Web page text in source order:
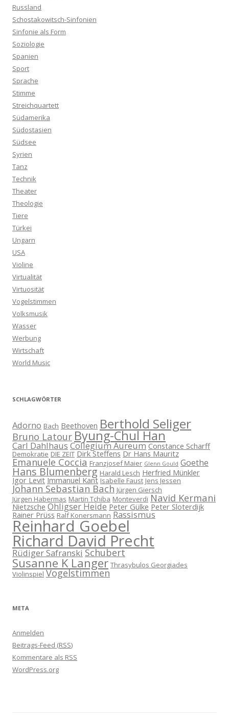
Russland
Schostakowitsch-Sinfonien
Sinfonie als Form
Soziologie
Spanien
Sport
Sprache
Stimme
Streichquartett
Südamerika
Südostasien
Südsee
Syrien
Tanz
Technik
Theater
Theologie
Tiere
Türkei
Ungarn
USA
Violine
Virtualität
Virtuosität
Vogelstimmen
Volksmusik
Wasser
Werbung
Wirtschaft
World Music
SCHLAGWÖRTER
Adorno Bach Beethoven Berthold Seliger
Bruno Latour Byung-Chul Han
Carl Dahlhaus Collegium Aureum Constance Scharff
Demokratie DIE ZEIT Dirk Steffens Dr Hans Mauritz
Emanuele Coccia Franzjosef Maier Glenn Gould Goethe
Hans Blumenberg Harald Lesch Herfried Münkler
Igor Levit Immanuel Kant Isabelle Faust Jens Jessen
Johann Sebastian Bach Jürgen Giersch
Jürgen Habermas Martin Tchiba Monteverdi Navid Kermani
Nietzsche Ohligser Heide Peter Gülke Peter Sloterdijk
Rainer Prüss Ralf Konersmann Rassismus
Reinhard Goebel
Richard David Precht
Rüdiger Safranski Schubert
Susanne K Langer Thrasybulos Georgiades
Violinspiel Vogelstimmen
META
Anmelden
Beitrags-Feed (RSS)
Kommentare als RSS
WordPress.org